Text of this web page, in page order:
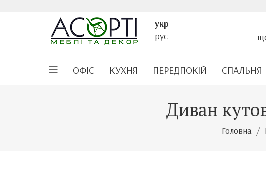
укр
рус
ОФІС КУХНЯ ПЕРЕДПОКІЙ СПАЛЬНЯ
Диван
Головна